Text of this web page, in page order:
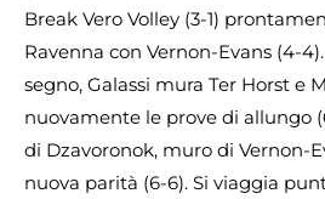
Break Vero Volley (3-1)
Ravenna con Vernon-Evans (4-
segno, Galassi mura Ter Horst e
nuovamente le prove di allungo
di Dzavoronok, muro di Vernon-
nuova parità (6-6). Si viaggia